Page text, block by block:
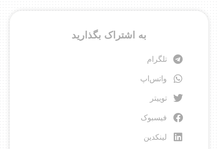
به اشتراک بگذارید
تلگرام
واتس‌اپ
توییتر
فیسبوک
لینکدین